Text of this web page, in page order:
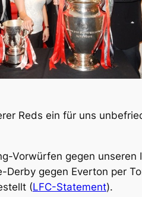
Reds ein für uns
Vorwürfen gegen
gegen Everton per
(LFC-Statement).